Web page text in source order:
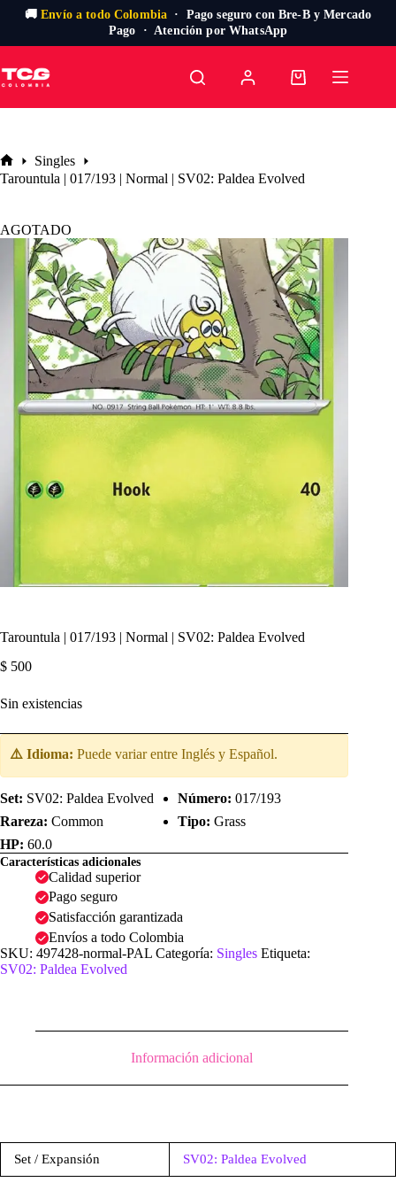
🚚Envío a todo Colombia · Pago seguro con Bre-B y Mercado
Pago · Atención por WhatsApp
al
contenido
Carro
Inicio
Singles
Tarountula | 017/193 | Normal | SV02: Paldea Evolved
AGOTADO
Tarountula | 017/193 | Normal | SV02: Paldea Evolved
$ 500
Sin existencias
⚠️ Idioma: Puede variar entre Inglés y Español.
Set: SV02: Paldea Evolved Número: 017/193
Rareza: Common Tipo: Grass
HP: 60.0
Características adicionales
Calidad superior
Pago seguro
Satisfacción garantizada
Envíos a todo Colombia
SKU: 497428-normal-PAL Categoría: Singles Etiqueta:
SV02: Paldea Evolved
Información adicional
Set / Expansión SV02: Paldea Evolved